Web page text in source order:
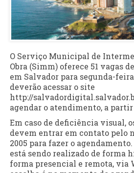
O Serviço Municipal de
Obra (Simm) oferece 51 vagas
em Salvador para segunda-
deverão acessar o site
http://
agendar o atendimento, a partir
Em caso de deficiência visual,
devem entrar em contato pelo
2005 para fazer o
está sendo realizado de forma
forma presencial e remota, via